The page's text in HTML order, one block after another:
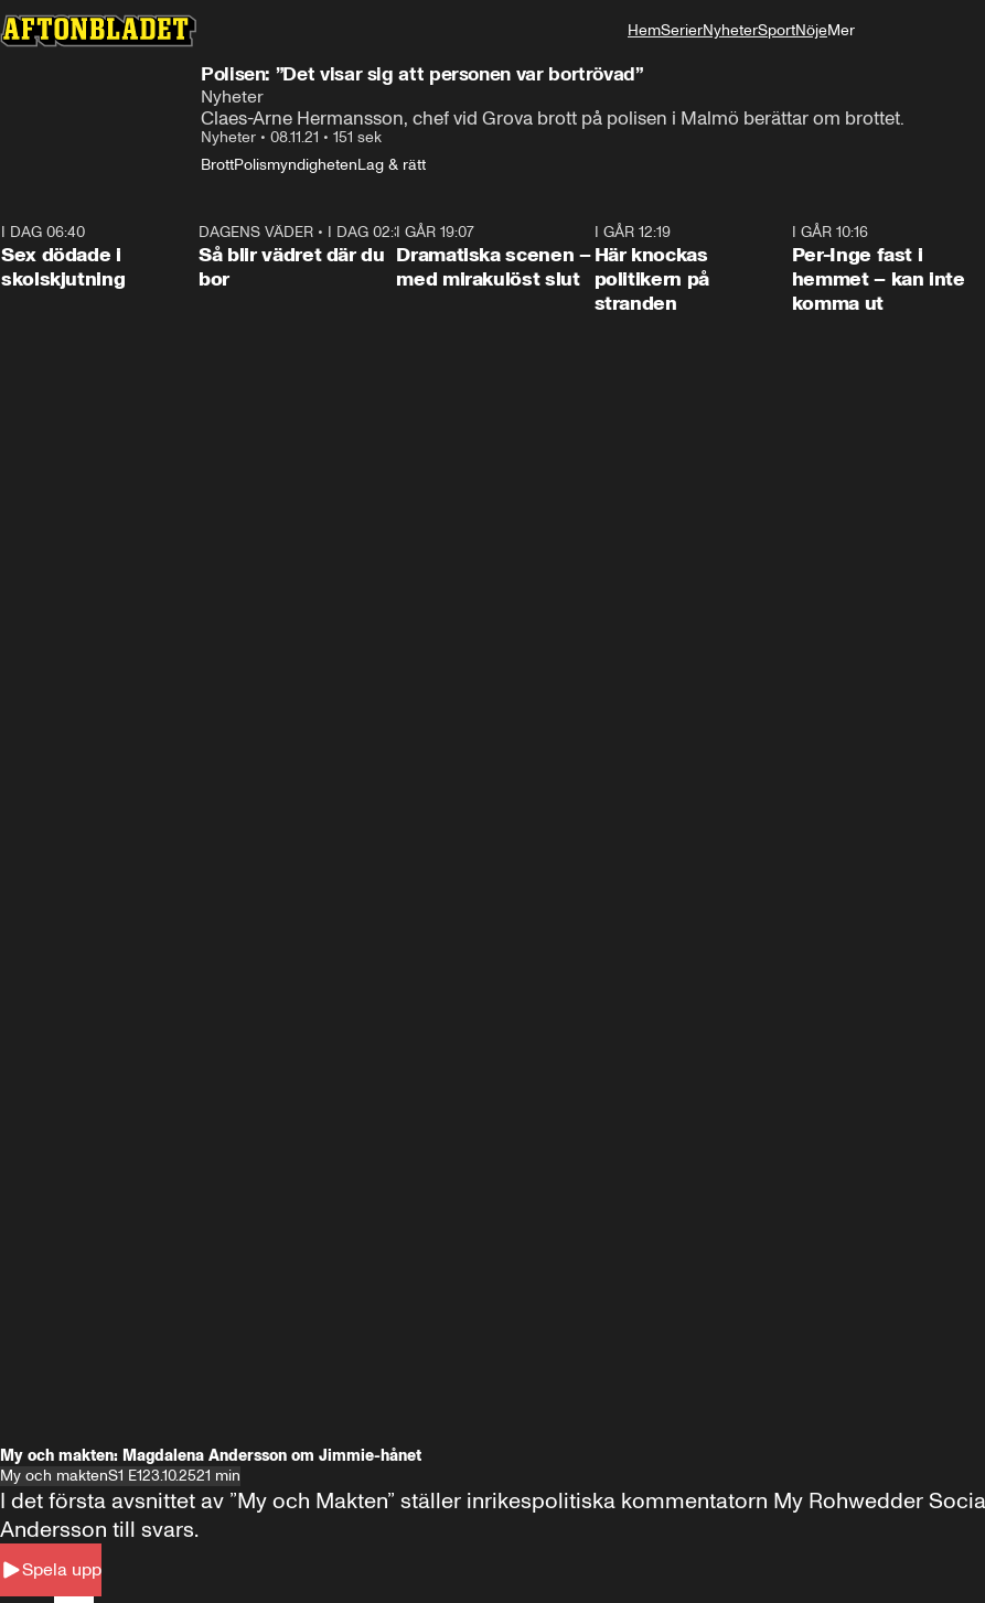
HemSerierNyheterSportNöjeMer
Polisen: ”Det visar sig att personen var bortrövad”
Nyheter
Claes-Arne Hermansson, chef vid Grova brott på polisen i Malmö berättar om brottet.
Nyheter • 08.11.21 • 151 sek
BrottPolismyndighetenLag & rätt
I DAG 06:40
Sex dödade i
skolskjutning
1:06
DAGENS VÄDER • I DAG 02:30
Så blir vädret där du
bor
I GÅR 19:07
Dramatiska scenen –
med mirakulöst slut
I GÅR 12:19
Här knockas
politikern på
stranden
I GÅR 10:16
Per-Inge fast i
hemmet – kan inte
komma ut
My och makten: Magdalena Andersson om Jimmie-hånet
My och maktenS1 E123.10.2521 min
Spela upp
I det första avsnittet av ”My och Makten” ställer inrikespolitiska kommentatorn My Rohwedder
Andersson till svars.